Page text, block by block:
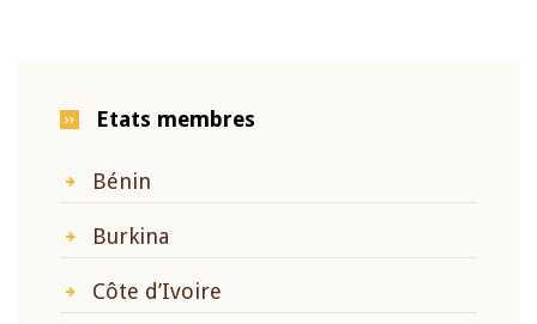
Etats membres
Bénin
Burkina
Côte d’Ivoire